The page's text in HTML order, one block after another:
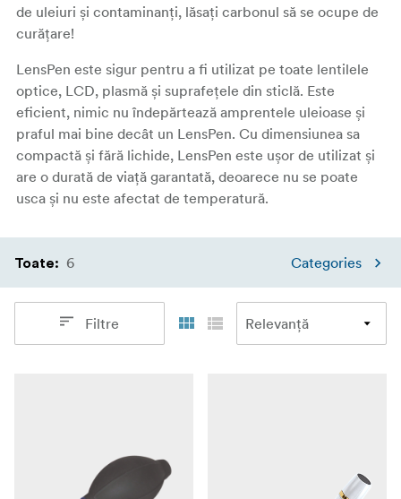
de uleiuri și contaminanți, lăsați carbonul să se ocupe de
curățare!
LensPen este sigur pentru a fi utilizat pe toate lentilele
optice, LCD, plasmă și suprafețele din sticlă. Este
eficient, nimic nu îndepărtează amprentele uleioase și
praful mai bine decât un LensPen. Cu dimensiunea sa
compactă și fără lichide, LensPen este ușor de utilizat și
are o durată de viață garantată, deoarece nu se poate
usca și nu este afectat de temperatură.
Toate: 6 Categories
Filtre